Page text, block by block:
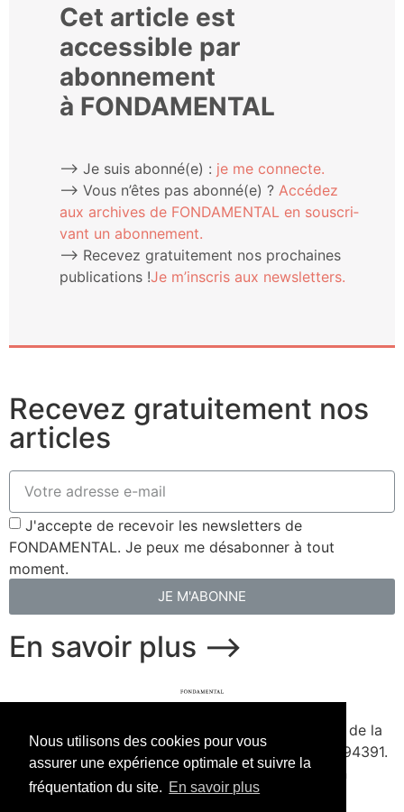
Nous utilisons des cookies pour vous
assurer une expérience optimale et suivre la
fréquentation du site. En savoir plus
Cet article est
accessible par
abonnement
à FONDAMENTAL
⟶ Je suis abonné(e) : je me connecte.
⟶ Vous n’êtes pas abonné(e) ? Accé­dez
aux archives de FONDAMENTAL en sous­cri­
vant un abonnement.
⟶ Rece­vez gra­tui­te­ment nos pro­chaines
publi­ca­tions !Je m’ins­cris aux newsletters.
Recevez gratuitement nos
articles
J'accepte de recevoir les newsletters de
FONDAMENTAL. Je peux me désabonner à tout
moment.
JE M'ABONNE
En savoir plus ⟶
Fondé en 2020. Édité par Presse de la
Forge & Delescluze SAS.Agrément CPPAP
1127Y94391.
Membre du SPIIL. Signataire de la Charte pour un
journalisme à la hauteur de l'enjeu écologique.